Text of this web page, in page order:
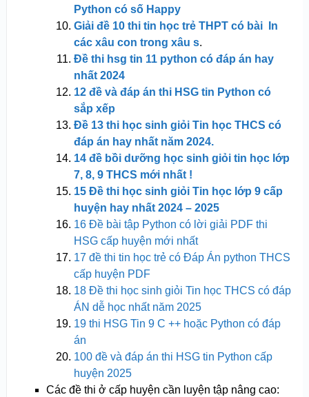
Python có số Happy
Giải đề 10 thi tin học trẻ THPT có bài In
các xâu con trong xâu s.
Đề thi hsg tin 11 python có đáp án hay
nhất 2024
12 đề và đáp án thi HSG tin Python có
sắp xếp
Đề 13 thi học sinh giỏi Tin học THCS có
đáp án hay nhất năm 2024.
14 đề bồi dưỡng học sinh giỏi tin học lớp
7, 8, 9 THCS mới nhất !
15 Đề thi học sinh giỏi Tin học lớp 9 cấp
huyện hay nhất 2024 – 2025
16 Đề bài tập Python có lời giải PDF thi
HSG cấp huyện mới nhất
17 đề thi tin học trẻ có Đáp Án python THCS
cấp huyện PDF
18 Đề thi học sinh giỏi Tin học THCS có đáp
ÁN dễ học nhất năm 2025
19 thi HSG Tin 9 C ++ hoặc Python có đáp
án
100 đề và đáp án thi HSG tin Python cấp
huyện 2025
Các đề thi ở cấp huyện cần luyện tập nâng cao: